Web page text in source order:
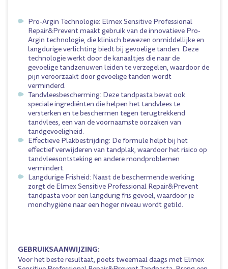
Pro-Argin Technologie: ElmexSensitive Professional
Repair&Prevent maakt gebruik van de innovatieve Pro-
Argin technologie, die klinisch bewezen onmiddellijke en
langdurige verlichting biedt bij gevoelige tanden. Deze
technologie werkt door de kanaaltjes die naar de
gevoelige tandzenuwen leiden te verzegelen, waardoor de
pijn veroorzaakt door gevoelige tanden wordt
verminderd.
Tandvleesbescherming: Deze tandpasta bevat ook
speciale ingrediënten die helpen het tandvlees te
versterken en te beschermen tegen terugtrekkend
tandvlees, een van de voornaamste oorzaken van
tandgevoeligheid.
Effectieve Plakbestrijding: De formule helpt bij het
effectief verwijderen van tandplak, waardoor het risico op
tandvleesontsteking en andere mondproblemen
vermindert.
Langdurige Frisheid: Naast de beschermende werking
zorgt de Elmex Sensitive Professional Repair&Prevent
tandpasta voor een langdurig fris gevoel, waardoor je
mondhygiëne naar een hoger niveau wordt getild.
GEBRUIKSAANWIJZING:
Voor het beste resultaat, poets tweemaal daags met Elmex